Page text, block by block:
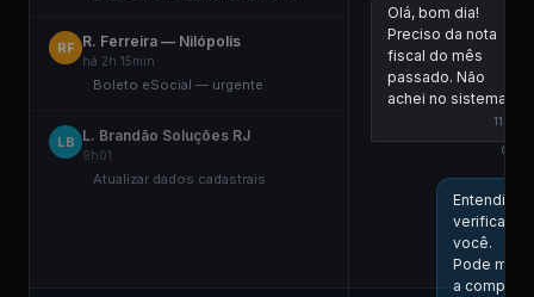
RF R. Ferreira — Nilópolis
há 2h 15min
Boleto eSocial — urgente
LB L. Brandão Soluções RJ
9h01
Atualizar dados cadastrais
Olá, bom dia!
Preciso da nota
fiscal do mês
passado. Não
achei no sistema.
11:00
Entendi!
verificar
você.
Pode me
a